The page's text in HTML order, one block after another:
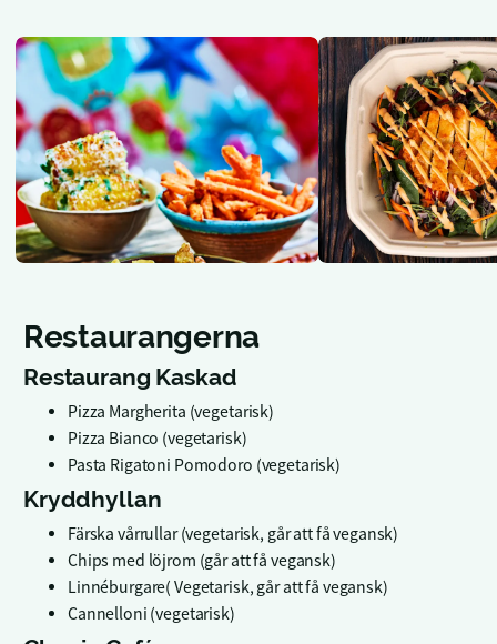
Restaurangerna
Restaurang Kaskad
Pizza Margherita (vegetarisk)
Pizza Bianco (vegetarisk)
Pasta Rigatoni Pomodoro (vegetarisk)
Kryddhyllan
Färska vårrullar (vegetarisk, går att få vegansk)
Chips med löjrom (går att få vegansk)
Linnéburgare( Vegetarisk, går att få vegansk)
Cannelloni (vegetarisk)